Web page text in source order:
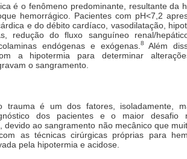
é o fenômeno predominante, resultante da
hemorrágico. Pacientes com pH<7,2
e do débito cardíaco, vasodilatação,
redução do fluxo sanguíneo renal/
endógenas e exógenas. 8
Além
a hipotermia para determinar
o sangramento.
trauma é um dos fatores, isoladamente,
dos pacientes e o maior desafio
devido ao sangramento não mecânico que
as técnicas cirúrgicas próprias para
pela hipotermia e acidose.